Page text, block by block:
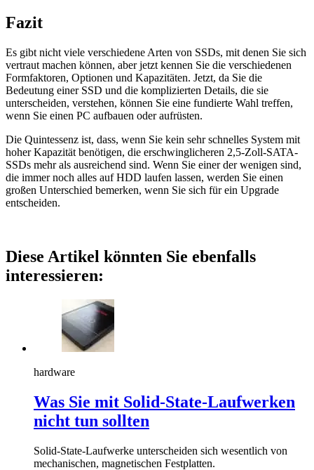
Fazit
Es gibt nicht viele verschiedene Arten von SSDs, mit denen Sie sich
vertraut machen können, aber jetzt kennen Sie die verschiedenen
Formfaktoren, Optionen und Kapazitäten. Jetzt, da Sie die
Bedeutung einer SSD und die komplizierten Details, die sie
unterscheiden, verstehen, können Sie eine fundierte Wahl treffen,
wenn Sie einen PC aufbauen oder aufrüsten.
Die Quintessenz ist, dass, wenn Sie kein sehr schnelles System mit
hoher Kapazität benötigen, die erschwinglicheren 2,5-Zoll-SATA-
SSDs mehr als ausreichend sind. Wenn Sie einer der wenigen sind,
die immer noch alles auf HDD laufen lassen, werden Sie einen
großen Unterschied bemerken, wenn Sie sich für ein Upgrade
entscheiden.
Diese Artikel könnten Sie ebenfalls
interessieren:
hardware
Was Sie mit Solid-State-Laufwerken
nicht tun sollten
Solid-State-Laufwerke unterscheiden sich wesentlich von
mechanischen, magnetischen Festplatten.